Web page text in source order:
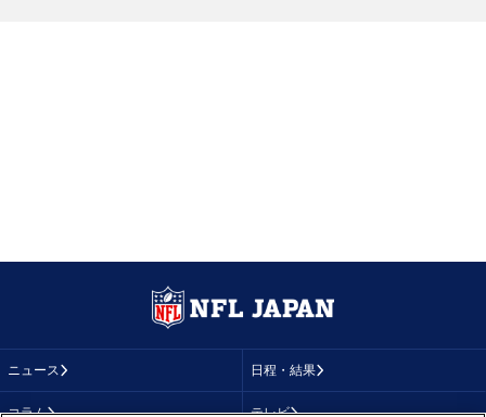
ニュース 日程・結果
コラム テレビ